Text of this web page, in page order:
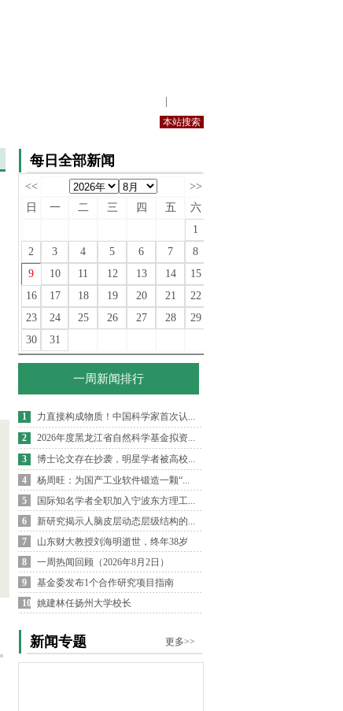
每日全部新闻
<<
>>
日
一 二 三 四 五
六
1
2
3 4 5 6 7
8
9
10 11 12 13 14
15
16
17 18 19 20 21
22
23
24 25 26 27 28
29
30
31
一周新闻排行
1
力直接构成物质！中国科学家首次认...
2
2026年度黑龙江省自然科学基金拟资...
3
博士论文存在抄袭，明星学者被高校...
4
杨周旺：为国产工业软件锻造一颗“...
5
国际知名学者全职加入宁波东方理工...
6
新研究揭示人脑皮层动态层级结构的...
7
山东财大教授刘海明逝世，终年38岁
8
一周热闻回顾（2026年8月2日）
9
基金委发布1个合作研究项目指南
10 姚建林任扬州大学校长
新闻专题 更多>>